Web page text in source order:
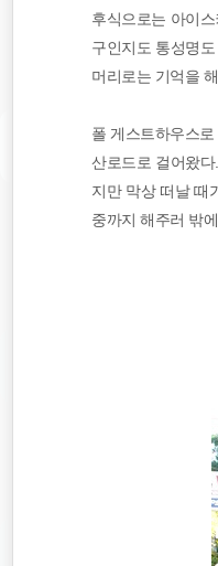
후식으로는 아이
구인지도 통성명
머리로는 기억을
폴 게스트하우스
산로드로 걸어왔
지만 막상 떠날 때
중까지 해주러 밖